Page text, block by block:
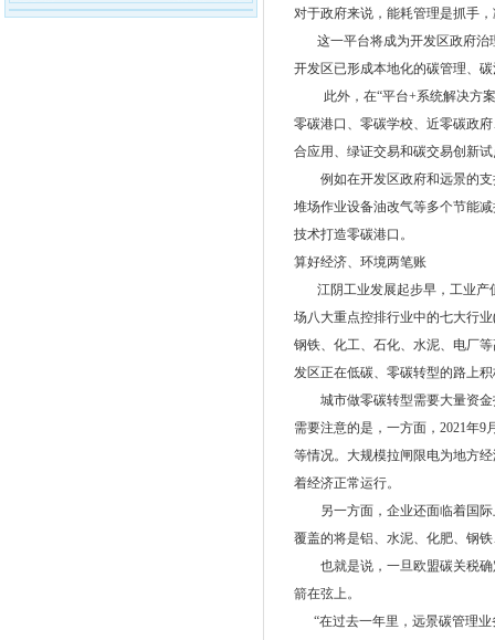
对于政府来说，能耗管理是抓手
这一平台将成为开发区政府治
开发区已形成本地化的碳管理、
此外，在“平台+系统解决方案+
零碳港口、零碳学校、近零碳政
合应用、绿证交易和碳交易创新
例如在开发区政府和远景的支
堆场作业设备油改气等多个节能
技术打造零碳港口。
算好经济、环境两笔账
江阴工业发展起步早，工业产
场八大重点控排行业中的七大行
钢铁、化工、石化、水泥、电厂
发区正在低碳、零碳转型的路上
城市做零碳转型需要大量资金
需要注意的是，一方面，2021年
等情况。大规模拉闸限电为地方
着经济正常运行。
另一方面，企业还面临着国际
覆盖的将是铝、水泥、化肥、钢
也就是说，一旦欧盟碳关税确
箭在弦上。
“在过去一年里，远景碳管理业